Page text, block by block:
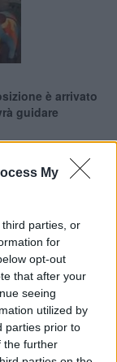
My
parties, or
for
opt-out
that after your
seeing
utilized by
parties prior to
the further
è arrivato
guidare
è decaduto. A
per
erano già
2023.
del consiglio
votare la mozione
dando conto
di Massa